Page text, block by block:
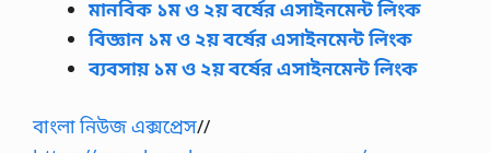
মানবিক ১ম ও ২য় বর্ষের এসাইনমেন্ট লিংক
বিজ্ঞান ১ম ও ২য় বর্ষের এসাইনমেন্ট লিংক
ব্যবসায় ১ম ও ২য় বর্ষের এসাইনমেন্ট লিংক
বাংলা নিউজ এক্সপ্রেস//